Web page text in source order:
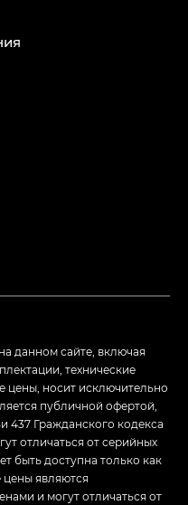
данном сайте, включая
технические
цены, носит исключительно
публичной офертой,
437 Гражданского кодекса
отличаться от серийных
быть доступна только как
являются
и могут отличаться от